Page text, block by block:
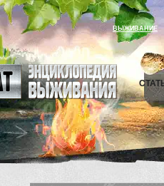
ВЫЖИВАНИЕ